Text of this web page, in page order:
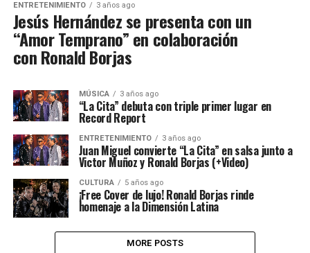
ENTRETENIMIENTO 3 años ago
Jesús Hernández se presenta con un
“Amor Temprano” en colaboración
con Ronald Borjas
MÚSICA 3 años ago
“La Cita” debuta con triple primer lugar en
Record Report
ENTRETENIMIENTO 3 años ago
Juan Miguel convierte “La Cita” en salsa junto a
Victor Muñoz y Ronald Borjas (+Video)
CULTURA 5 años ago
¡Free Cover de lujo! Ronald Borjas rinde
homenaje a la Dimensión Latina
MORE POSTS